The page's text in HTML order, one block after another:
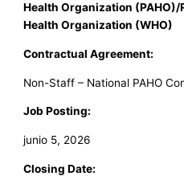
Health Organization
Health Organization (WHO)
Contractual Agreement:
Non-Staff – National PAHO
Job Posting:
junio 5, 2026
Closing Date: